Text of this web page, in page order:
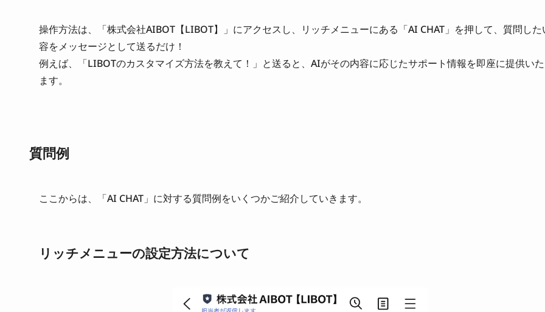
操作方法は、「株式会社AIBOT【LIBOT】」にアクセスし、リッチメニューにある「AI CHAT」を押して、質問した
容をメッセージとして送るだけ！
例えば、「LIBOTのカスタマイズ方法を教えて！」と送ると、AIがその内容に応じたサポート情報を即座に提供い
ます。
質問例
ここからは、「AI CHAT」に対する質問例をいくつかご紹介していきます。
リッチメニューの設定方法について